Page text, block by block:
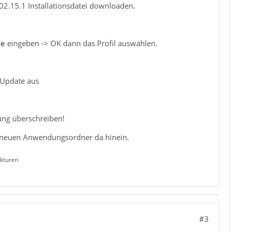
Installationsdatei downloaden.
eingeben -> OK dann das Profil auswählen.
aus
überschreiben!
Anwendungsordner da hinein.
#3